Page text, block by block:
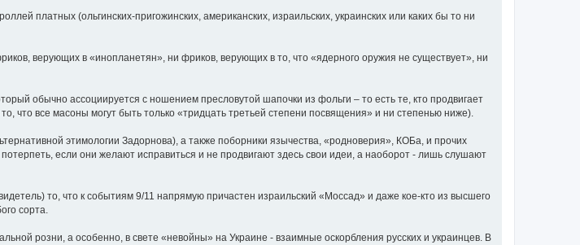
платных (ольгинских-пригожинских, американских, израильских, украинских или каких бы то ни
верующих в «инопланетян», ни фриков, верующих в то, что «ядерного оружия не существует», ни
обычно ассоциируется с ношением пресловутой шапочки из фольги – то есть те, кто продвигает
что все масоны могут быть только «тридцать третьей степени посвящения» и ни степенью ниже).
этимологии Задорнова), а также поборники язычества, «родноверия», КОБа, и прочих
если они желают исправиться и не продвигают здесь свои идеи, а наоборот - лишь слушают
то, что к событиям 9/11 напрямую причастен израильский «Моссад» и даже кое-кто из высшего
сорта.
розни, а особенно, в свете «невойны» на Украине - взаимные оскорбления русских и украинцев. В